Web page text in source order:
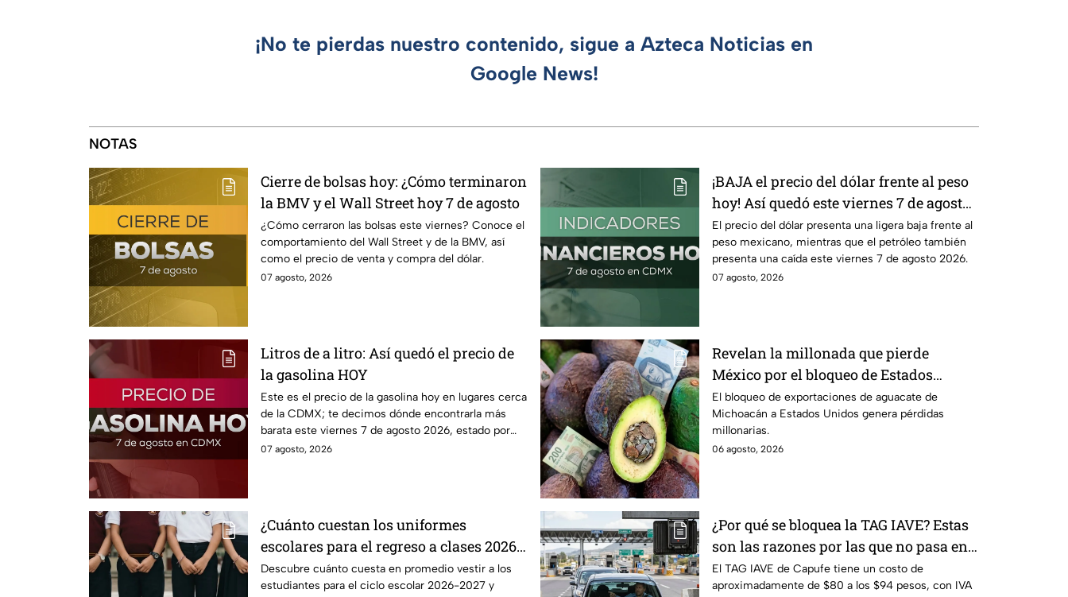
¡No te pierdas nuestro contenido, sigue a Azteca Noticias en
Google News!
NOTAS
Cierre de bolsas hoy: ¿Cómo terminaron
la BMV y el Wall Street hoy 7 de agosto
¿Cómo cerraron las bolsas este viernes? Conoce el
comportamiento del Wall Street y de la BMV, así
como el precio de venta y compra del dólar.
07 agosto, 2026
¡BAJA el precio del dólar frente al peso
hoy! Así quedó este viernes 7 de agosto
2026
El precio del dólar presenta una ligera baja frente al
peso mexicano, mientras que el petróleo también
presenta una caída este viernes 7 de agosto 2026.
07 agosto, 2026
Litros de a litro: Así quedó el precio de
la gasolina HOY
Este es el precio de la gasolina hoy en lugares cerca
de la CDMX; te decimos dónde encontrarla más
barata este viernes 7 de agosto 2026, estado por
estado.
07 agosto, 2026
Revelan la millonada que pierde
México por el bloqueo de Estados
Unidos al aguate de Michoacán
El bloqueo de exportaciones de aguacate de
Michoacán a Estados Unidos genera pérdidas
millonarias.
06 agosto, 2026
¿Cuánto cuestan los uniformes
escolares para el regreso a clases 2026,
según su grado?
Descubre cuánto cuesta en promedio vestir a los
estudiantes para el ciclo escolar 2026-2027 y
¿Por qué se bloquea la TAG IAVE? Estas
son las razones por las que no pasa en
la caseta
El TAG IAVE de Capufe tiene un costo de
aproximadamente de $80 a los $94 pesos, con IVA